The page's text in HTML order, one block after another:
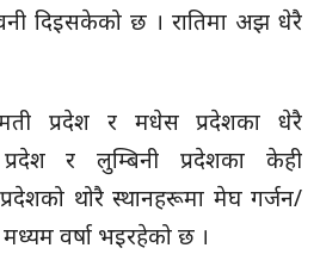
दिइसकेको छ । रातिमा अझ धेरै
प्रदेश र मधेस प्रदेशका धेरै
र लुम्बिनी प्रदेशका केही
थोरै स्थानहरूमा मेघ गर्जन/
वर्षा भइरहेको छ ।